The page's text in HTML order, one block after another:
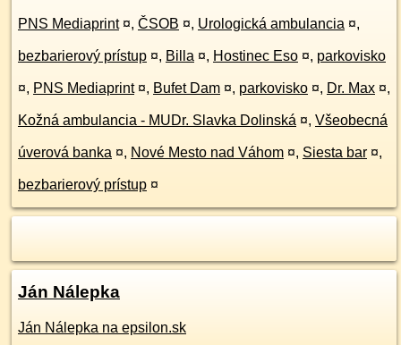
PNS Mediaprint ¤, ČSOB ¤, Urologická ambulancia ¤,
bezbarierový prístup ¤, Billa ¤, Hostinec Eso ¤, parkovisko
¤, PNS Mediaprint ¤, Bufet Dam ¤, parkovisko ¤, Dr. Max ¤,
Kožná ambulancia - MUDr. Slavka Dolinská ¤, Všeobecná
úverová banka ¤, Nové Mesto nad Váhom ¤, Siesta bar ¤,
bezbarierový prístup ¤
Ján Nálepka
Ján Nálepka na epsilon.sk